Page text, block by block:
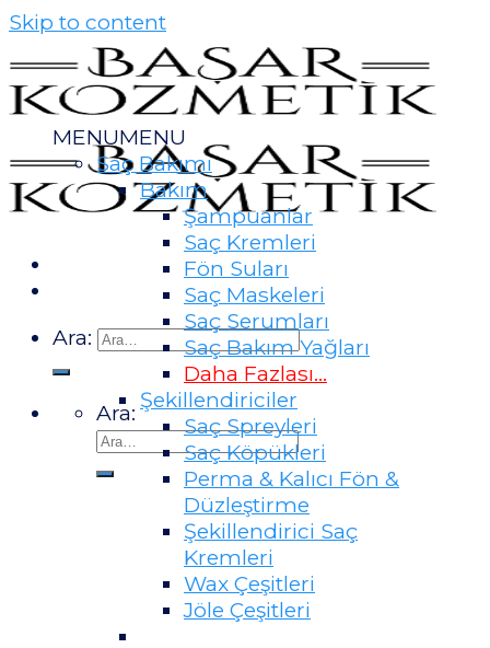
Skip to content
Ara:
Ara:
MENUMENU
Saç Bakımı
Bakım
Şampuanlar
Saç Kremleri
Fön Suları
Saç Maskeleri
Saç Serumları
Saç Bakım Yağları
Daha Fazlası...
Şekillendiriciler
Saç Spreyleri
Saç Köpükleri
Perma & Kalıcı Fön &
Düzleştirme
Şekillendirici Saç
Kremleri
Wax Çeşitleri
Jöle Çeşitleri